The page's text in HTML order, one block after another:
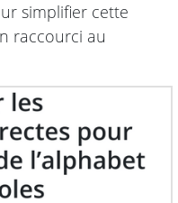
simplifier cette
raccourci au